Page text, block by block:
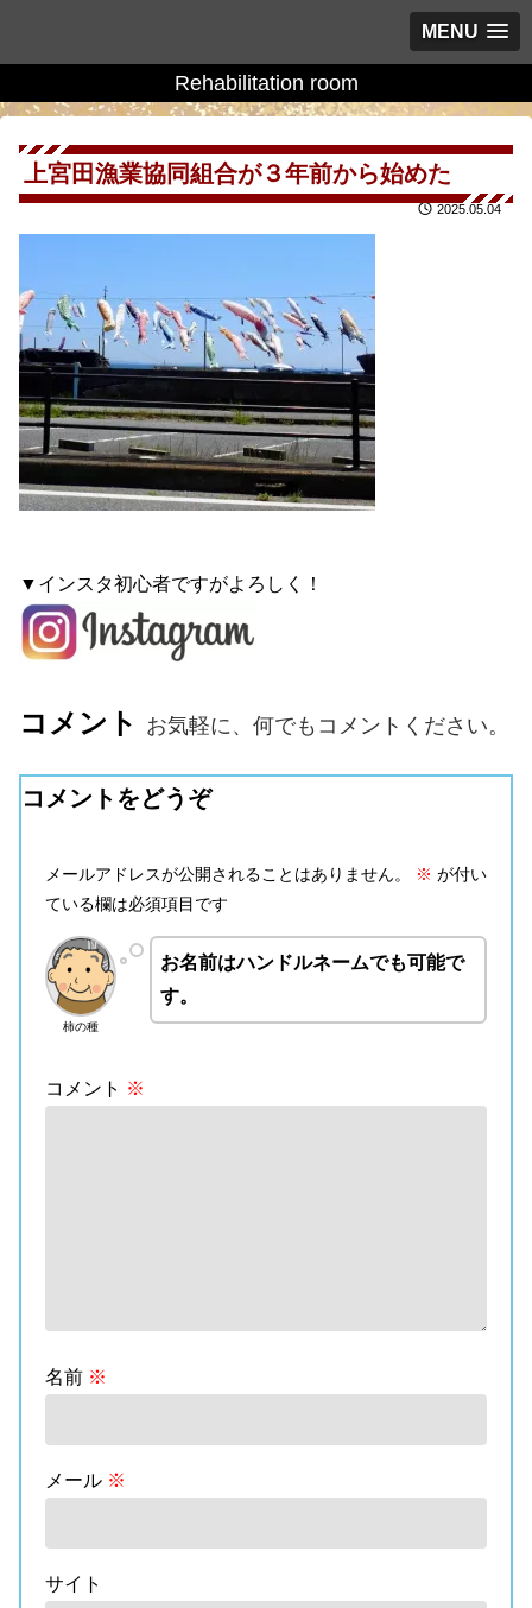
MENU
Rehabilitation room
上宮田漁業協同組合が３年前から始めた
2025.05.04
▼インスタ初心者ですがよろしく！
コメント お気軽に、何でもコメントください。
コメントをどうぞ
メールアドレスが公開されることはありません。 ※ が付い
ている欄は必須項目です
柿の種
お名前はハンドルネームでも可能で
す。
コメント ※
名前 ※
メール ※
サイト